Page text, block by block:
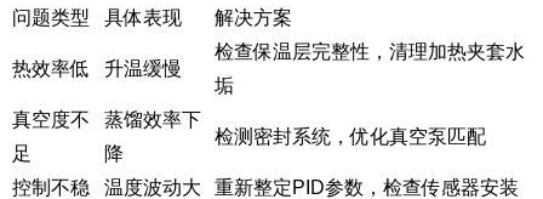
问题类型
具体表现 解决方案
热效率低 升温缓慢
检查保温层完整性，清理加热夹套水
垢
真空度不
足
蒸馏效率下
降
检测密封系统，优化真空泵匹配
控制不稳 温度波动大
重新整定PID参数，检查传感器安装